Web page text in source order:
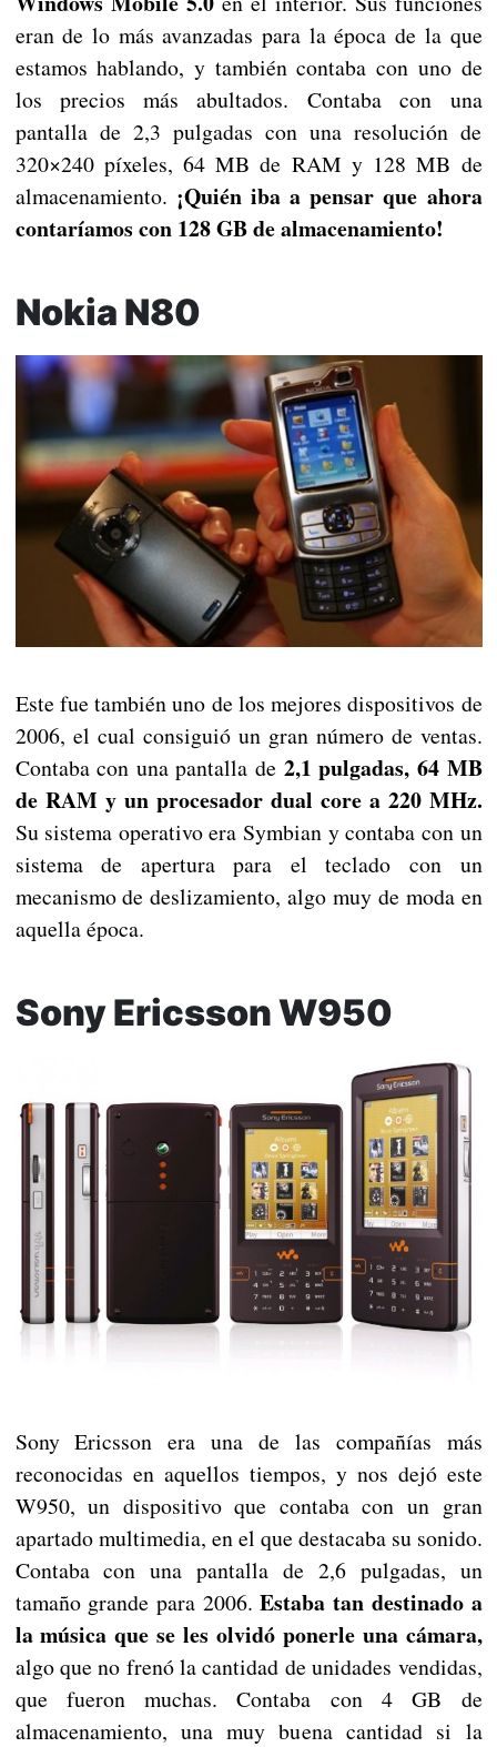
eran de lo más avanzadas para la época de la que
estamos hablando, y también contaba con uno de
los precios más abultados. Contaba con una
pantalla de 2,3 pulgadas con una resolución de
320×240 píxeles, 64 MB de RAM y 128 MB de
almacenamiento. ¡Quién iba a pensar que ahora
contaríamos con 128 GB de almacenamiento!
Nokia N80
Este fue también uno de los mejores dispositivos de
2006, el cual consiguió un gran número de ventas.
Contaba con una pantalla de 2,1 pulgadas, 64 MB
de RAM y un procesador dual core a 220 MHz.
Su sistema operativo era Symbian y contaba con un
sistema de apertura para el teclado con un
mecanismo de deslizamiento, algo muy de moda en
aquella época.
Sony Ericsson W950
Sony Ericsson era una de las compañías más
reconocidas en aquellos tiempos, y nos dejó este
W950, un dispositivo que contaba con un gran
apartado multimedia, en el que destacaba su sonido.
Contaba con una pantalla de 2,6 pulgadas, un
tamaño grande para 2006.Estaba tan destinado a
la música que se les olvidó ponerle una cámara,
algo que no frenó la cantidad de unidades vendidas,
que fueron muchas. Contaba con 4 GB de
almacenamiento, una muy buena cantidad si la